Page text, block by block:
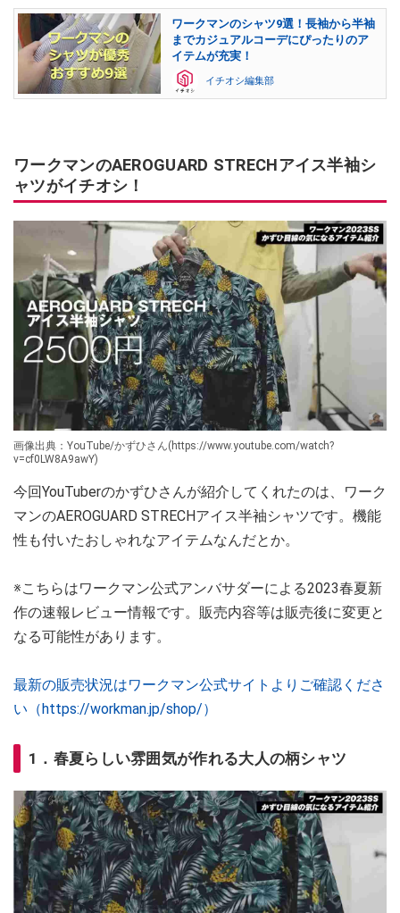
ワークマンのシャツ9選！長袖から半袖
までカジュアルコーデにぴったりのア
イテムが充実！
イチオシ編集部
ワークマンのAEROGUARD STRECHアイス半袖シ
ャツがイチオシ！
画像出典：YouTube/かずひさん(https://www.youtube.com/watch?
v=cf0LW8A9awY)
今回YouTuberのかずひさんが紹介してくれたのは、ワーク
マンのAEROGUARD STRECHアイス半袖シャツです。機能
性も付いたおしゃれなアイテムなんだとか。
※こちらはワークマン公式アンバサダーによる2023春夏新
作の速報レビュー情報です。販売内容等は販売後に変更と
なる可能性があります。
最新の販売状況はワークマン公式サイトよりご確認くださ
い（https://workman.jp/shop/）
1．春夏らしい雰囲気が作れる大人の柄シャツ